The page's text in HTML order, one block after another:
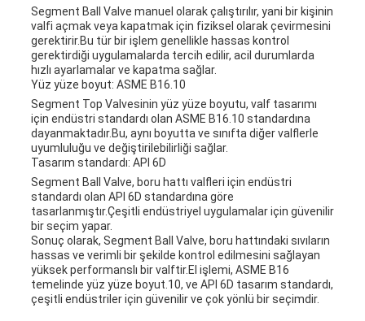
Segment Ball Valve manuel olarak çalıştırılır, yani bir kişinin
valfi açmak veya kapatmak için fiziksel olarak çevirmesini
gerektirir.Bu tür bir işlem genellikle hassas kontrol
gerektirdiği uygulamalarda tercih edilir, acil durumlarda
hızlı ayarlamalar ve kapatma sağlar.
Yüz yüze boyut: ASME B16.10
Segment Top Valvesinin yüz yüze boyutu, valf tasarımı
için endüstri standardı olan ASME B16.10 standardına
dayanmaktadır.Bu, aynı boyutta ve sınıfta diğer valflerle
uyumluluğu ve değiştirilebilirliği sağlar.
Tasarım standardı: API 6D
Segment Ball Valve, boru hattı valfleri için endüstri
standardı olan API 6D standardına göre
tasarlanmıştır.Çeşitli endüstriyel uygulamalar için güvenilir
bir seçim yapar.
Sonuç olarak, Segment Ball Valve, boru hattındaki sıvıların
hassas ve verimli bir şekilde kontrol edilmesini sağlayan
yüksek performanslı bir valftir.El işlemi, ASME B16
temelinde yüz yüze boyut.10, ve API 6D tasarım standardı,
çeşitli endüstriler için güvenilir ve çok yönlü bir seçimdir.